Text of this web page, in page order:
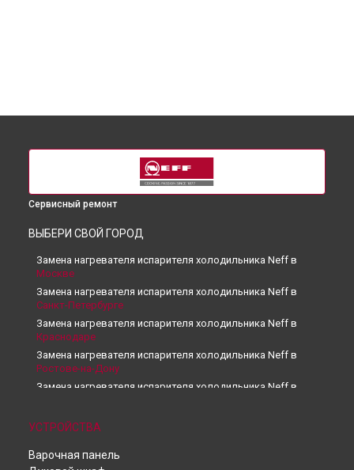
Сервисный ремонт
ВЫБЕРИ СВОЙ ГОРОД
Замена нагревателя испарителя холодильника Neff в
Москве
Замена нагревателя испарителя холодильника Neff в
Санкт-Петербурге
Замена нагревателя испарителя холодильника Neff в
Краснодаре
Замена нагревателя испарителя холодильника Neff в
Ростове-на-Дону
Замена нагревателя испарителя холодильника Neff в
Замена нагревателя испарителя холодильника Neff в
Новосибирске
Замена нагревателя испарителя холодильника Neff в
Челябинске
УСТРОЙСТВА
Варочная панель